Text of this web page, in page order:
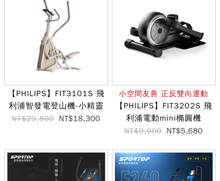
【PHILIPS】FIT3101S 飛
利浦智發電登山機-小精靈
NT$29,800 NT$18,300
小空間友善 正反雙向運動
【PHILIPS】FIT3202S 飛
利浦電動mini橢圓機
NT$9,900 NT$5,680